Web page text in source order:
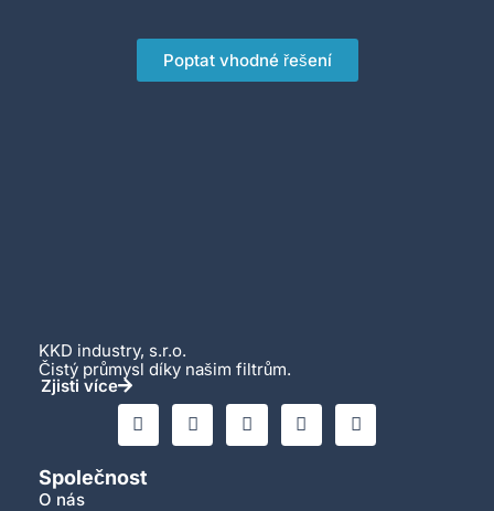
Poptat vhodné řešení
KKD industry, s.r.o.
Čistý průmysl díky našim filtrům.
Zjisti více
Společnost
O nás